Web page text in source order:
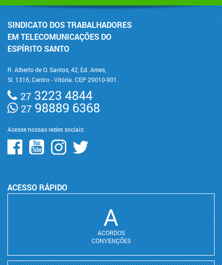
SINDICATO DOS TRABALHADORES
EM TELECOMUNICAÇÕES DO
ESPÍRITO SANTO
R. Alberto de O. Santos, 42, Ed. Ames,
Sl. 1316, Centro - Vitória. CEP 29010-901.
273223 4844
2798889 6368
Acesse nossas redes sociais:
ACESSO RÁPIDO
A
ACORDOS
CONVENÇÕES